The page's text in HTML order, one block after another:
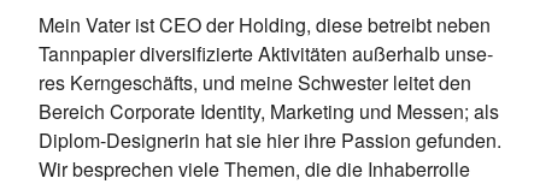
Mein Va­ter ist CEO der Hol­ding, die­se be­treibt ne­ben
Tann­pa­pier di­ver­si­fi­zier­te Ak­ti­vi­tä­ten au­ßer­halb un­se­
res Kern­ge­schäfts, und mei­ne Schwes­ter lei­tet den
Be­reich Cor­po­ra­te Iden­ti­ty, Mar­ke­ting und Mes­sen; als
Di­plom-De­si­gne­rin hat sie hier ihre Pas­si­on ge­fun­den.
Wir be­spre­chen vie­le The­men, die die In­ha­berrol­le